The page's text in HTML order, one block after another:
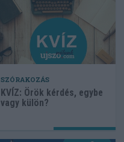
SZÓRAKOZÁS
KVÍZ: Örök kérdés, egybe
vagy külön?